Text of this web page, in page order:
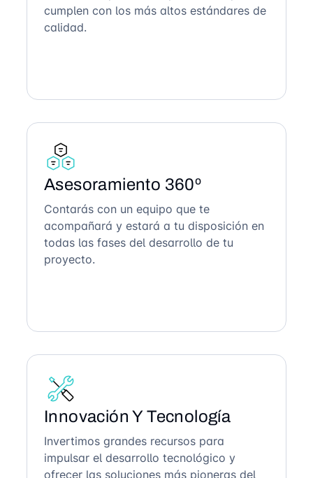
cumplen con los más altos estándares de
calidad.
Asesoramiento 360º
Contarás con un equipo que te
acompañará y estará a tu disposición en
todas las fases del desarrollo de tu
proyecto.
Innovación Y Tecnología
Invertimos grandes recursos para
impulsar el desarrollo tecnológico y
ofrecer las soluciones más pioneras del